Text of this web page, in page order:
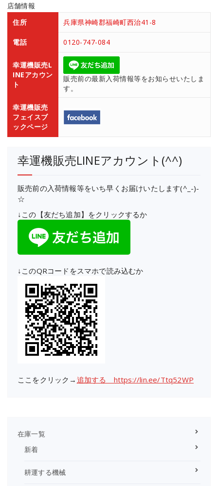
店舗情報
住所
兵庫県神崎郡福崎町西治41-8
電話 0120-747-084
幸運機販売L
INEアカウン
ト
販売前の最新入荷情報等をお知らせいたしま
す。
幸運機販売
フェイスブ
ックページ
幸運機販売LINEアカウント(^^)
販売前の入荷情報等をいち早くお届けいたします(^_-)-
☆
↓この【友だち追加】をクリックするか
↓このQRコードをスマホで読み込むか
ここをクリック→ 追加する https://lin.ee/Ttq52WP
在庫一覧
新着
耕運する機械